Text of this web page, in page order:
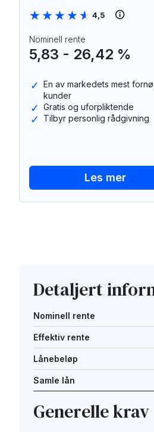
★★★★★
★★★★★ 4,5
Nominell rente
5,83 - 26,42 %
En av markedets mest
kunder
Gratis og uforpliktende
Tilbyr personlig rådgivning
Les mer
Detaljert
Nominell rente
Effektiv rente
Lånebeløp
Samle lån
Generelle krav